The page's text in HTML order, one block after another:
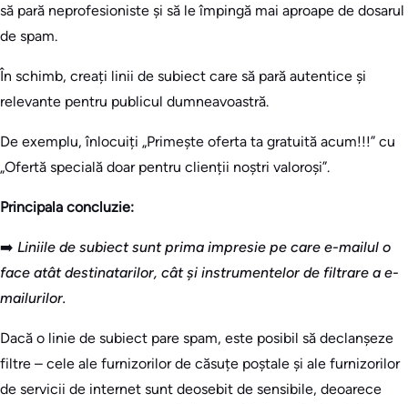
să pară neprofesioniste și să le împingă mai aproape de dosarul
de spam.
În schimb, creați linii de subiect care să pară autentice și
relevante pentru publicul dumneavoastră.
De exemplu, înlocuiți „Primește oferta ta gratuită acum!!!” cu
„Ofertă specială doar pentru clienții noștri valoroși”.
Principala concluzie:
➡️ Liniile de subiect sunt prima impresie pe care e-mailul o
face atât destinatarilor, cât și instrumentelor de filtrare a e-
mailurilor.
Dacă o linie de subiect pare spam, este posibil să declanșeze
filtre – cele ale furnizorilor de căsuțe poștale și ale furnizorilor
de servicii de internet sunt deosebit de sensibile, deoarece